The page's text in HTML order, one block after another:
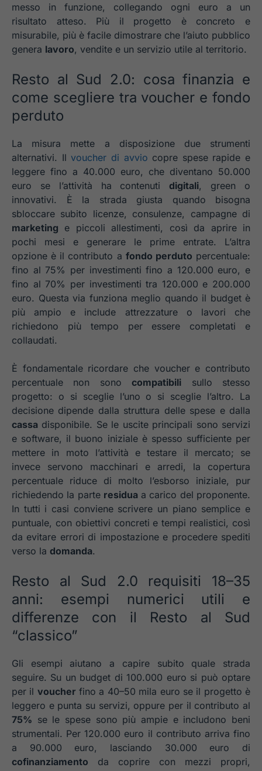
messo in funzione, collegando ogni euro a un
risultato atteso. Più il progetto è concreto e
misurabile, più è facile dimostrare che l’aiuto pubblico
genera lavoro, vendite e un servizio utile al territorio.
Resto al Sud 2.0: cosa finanzia e
come scegliere tra voucher e fondo
perduto
La misura mette a disposizione due strumenti
alternativi. Ilvoucher di avvio copre spese rapide e
leggere fino a 40.000 euro, che diventano 50.000
euro se l’attività ha contenutidigitali, green o
innovativi. È la strada giusta quando bisogna
sbloccare subito licenze, consulenze, campagne di
marketing e piccoli allestimenti, così da aprire in
pochi mesi e generare le prime entrate. L’altra
opzione è il contributo a fondo perduto percentuale:
fino al 75% per investimenti fino a 120.000 euro, e
fino al 70% per investimenti tra 120.000 e 200.000
euro. Questa via funziona meglio quando il budget è
più ampio e include attrezzature o lavori che
richiedono più tempo per essere completati e
collaudati.
È fondamentale ricordare che voucher e contributo
percentuale non sonocompatibili sullo stesso
progetto: o si sceglie l’uno o si sceglie l’altro. La
decisione dipende dalla struttura delle spese e dalla
cassa disponibile. Se le uscite principali sono servizi
e software, il buono iniziale è spesso sufficiente per
mettere in moto l’attività e testare il mercato; se
invece servono macchinari e arredi, la copertura
percentuale riduce di molto l’esborso iniziale, pur
richiedendo la parte residuaa carico del proponente.
In tutti i casi conviene scrivere un piano semplice e
puntuale, con obiettivi concreti e tempi realistici, così
da evitare errori di impostazione e procedere spediti
verso la domanda.
Resto al Sud 2.0 requisiti 18–35
anni: esempi numerici utili e
differenze con il Resto al Sud
“classico”
Gli esempi aiutano a capire subito quale strada
seguire. Su un budget di 100.000 euro si può optare
per il voucher fino a 40–50 mila euro se il progetto è
leggero e punta su servizi, oppure per il contributo al
75% se le spese sono più ampie e includono beni
strumentali. Per 120.000 euro il contributo arriva fino
a 90.000 euro, lasciando 30.000 euro di
cofinanziamento da coprire con mezzi propri,